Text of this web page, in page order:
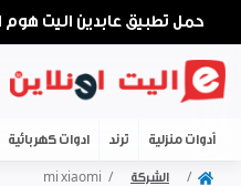
حمل تطبيق عابدين اليت هوم
أدوات منزلية ترند ادوات كهربائية
الشركة mi xiaomi